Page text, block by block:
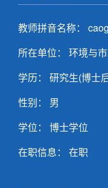
教师拼音名称：
所在单位： 环境与
学历： 研究生(博士
性别： 男
学位： 博士学位
在职信息： 在职